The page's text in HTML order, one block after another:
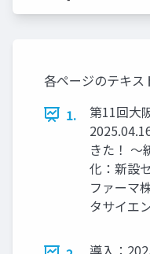
各ページのテキス
1.
第11回大
きた！ ～
化：新設
ファーマ
タサイエ
導入：